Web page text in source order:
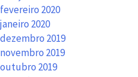
fevereiro 2020
janeiro 2020
dezembro 2019
novembro 2019
outubro 2019